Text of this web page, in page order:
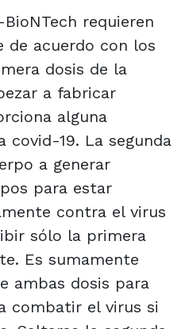
requieren
de acuerdo con los
dosis de la
a fabricar
alguna
19. La segunda
a generar
para estar
contra el virus
sólo la primera
Es sumamente
ambas dosis para
combatir el virus si